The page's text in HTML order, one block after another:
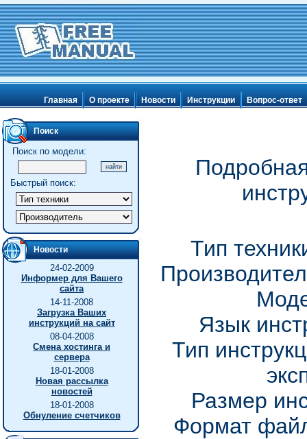
Главная О проекте Новости Инструкции Вопрос-ответ
Поиск
Поиск по модели:
Быстрый поиск:
Новости
24-02-2009
Информер для Вашего
сайта
14-11-2008
Загрузка Ваших
инструкций на сайт
08-04-2008
Смена хостинга и
сервера
18-01-2008
Новая рассылка
новостей
18-01-2008
Обнуление счетчиков
Тип
Язык
Тип
Размер
Формат